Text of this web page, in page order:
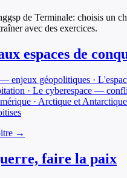
de Terminale: choisis un
avec des exercices.
espaces de
enjeux géopolitiques ·
· Le cyberespace —
· Arctique et
→
faire la paix